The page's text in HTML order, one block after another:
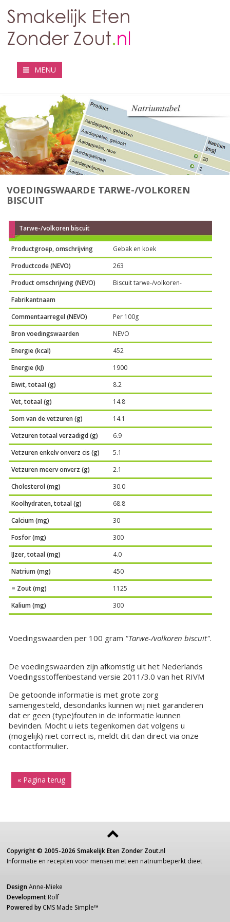
MENU
VOEDINGSWAARDE TARWE-/VOLKOREN
BISCUIT
Tarwe-/volkoren biscuit
Productgroep, omschrijving
Gebak en koek
Productcode (NEVO)
263
Product omschrijving (NEVO)
Biscuit tarwe-/volkoren-
Fabrikantnaam
Commentaarregel (NEVO)
Per 100g
Bron voedingswaarden
NEVO
Energie (kcal)
452
Energie (kJ)
1900
Eiwit, totaal (g)
8.2
Vet, totaal (g)
14.8
Som van de vetzuren (g)
14.1
Vetzuren totaal verzadigd (g)
6.9
Vetzuren enkelv onverz cis (g)
5.1
Vetzuren meerv onverz (g)
2.1
Cholesterol (mg)
30.0
Koolhydraten, totaal (g)
68.8
Calcium (mg)
30
Fosfor (mg)
300
IJzer, totaal (mg)
4.0
Natrium (mg)
450
= Zout (mg)
1125
Kalium (mg)
300
Voedingswaarden per 100 gram "Tarwe-/volkoren biscuit".
De voedingswaarden zijn afkomstig uit het Nederlands
Voedingsstoffenbestand versie 2011/3.0 van het RIVM
De getoonde informatie is met grote zorg
samengesteld, desondanks kunnen wij niet garanderen
dat er geen (type)fouten in de informatie kunnen
bevinden. Mocht u iets tegenkomen dat volgens u
(mogelijk) niet correct is, meldt dit dan direct via onze
contactformulier.
« Pagina terug
Copyright © 2005-2026 Smakelijk Eten Zonder Zout.nl
Informatie en recepten voor mensen met een natriumbeperkt dieet
Design Anne-Mieke
Development Rolf
Powered by CMS Made Simple™